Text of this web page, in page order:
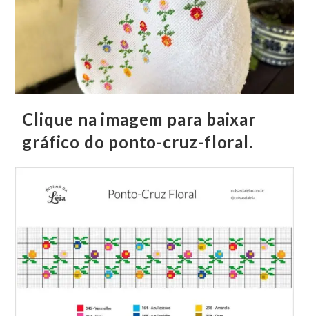
Clique na imagem para baixar
gráfico do ponto-cruz-floral.